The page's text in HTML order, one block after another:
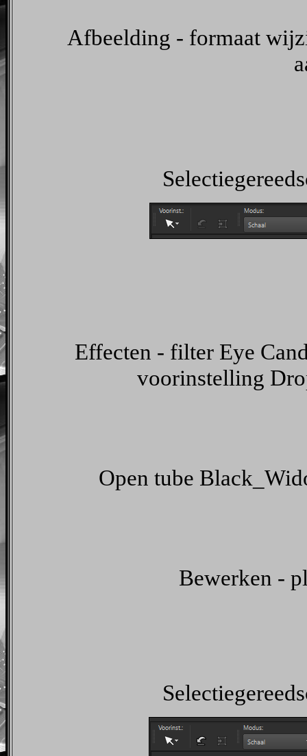
Afbeelding - formaat
Effecten - filter Eye
voorinstelling
Open tube
Bewerken -